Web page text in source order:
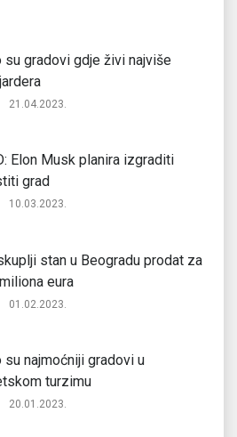
su gradovi gdje živi najviše
21.04.2023.
Elon Musk planira izgraditi
grad
10.03.2023.
stan u Beogradu prodat za
eura
01.02.2023.
su najmoćniji gradovi u
turzimu
20.01.2023.